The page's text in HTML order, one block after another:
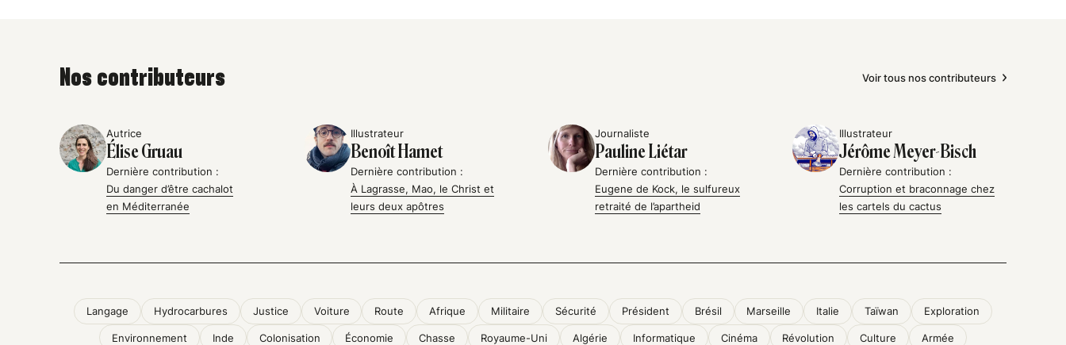
Nos contributeurs Voir tous nos contributeurs
Autrice
Élise Gruau
Dernière contribution :
Du danger d’être cachalot
en Méditerranée
Illustrateur
Benoît Hamet
Dernière contribution :
À Lagrasse, Mao, le Christ et
leurs deux apôtres
Journaliste
Pauline Liétar
Dernière contribution :
Eugene de Kock, le sulfureux
retraité de l’apartheid
Illustrateur
Jérôme Meyer-Bisch
Dernière contribution :
Corruption et braconnage chez
les cartels du cactus
Langage Hydrocarbures Justice Voiture Route Afrique Militaire Sécurité Président Brésil Marseille Italie Taïwan Exploration
Environnement Inde Colonisation Économie Chasse Royaume-Uni Algérie Informatique Cinéma Révolution Culture Armée